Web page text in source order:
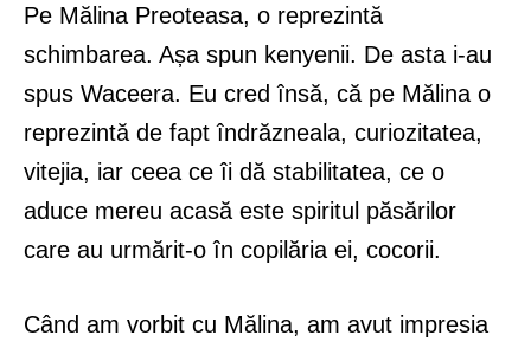
Pe Mălina Preoteasa, o reprezintă
schimbarea. Așa spun kenyenii. De asta i-au
spus Waceera. Eu cred însă, că pe Mălina o
reprezintă de fapt îndrăzneala, curiozitatea,
vitejia, iar ceea ce îi dă stabilitatea, ce o
aduce mereu acasă este spiritul păsărilor
care au urmărit-o în copilăria ei, cocorii.
Când am vorbit cu Mălina, am avut impresia